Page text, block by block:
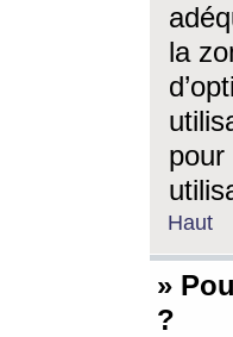
la
pour
Haut
»
?